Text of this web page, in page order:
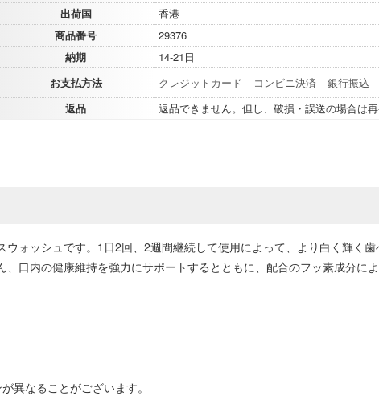
出荷国
香港
商品番号
29376
納期
14-21日
お支払方法
クレジットカード コンビニ決済 銀行振込
返品
返品できません。但し、破損・誤送の場合は
ォッシュです。1日2回、2週間継続して使用によって、より白く輝く
口内の健康維持を強力にサポートするとともに、配合のフッ素成分に
異なることがございます。